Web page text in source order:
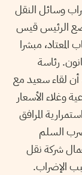
وسائل النقل
الرئيس قيس
مبشرا
رئاسة
لقاء سعيد مع
وغلاء الأسعار
المرافق
السلم
شركة نقل
الإضراب.